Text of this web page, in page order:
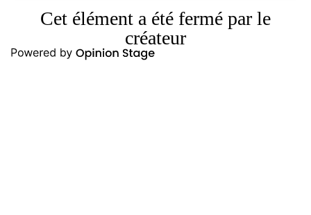
Cet élément a été fermé par le
créateur